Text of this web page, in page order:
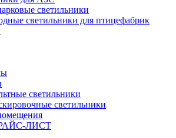
светильники
светильники для птицефабрик
светильники
светильники
ЛИСТ